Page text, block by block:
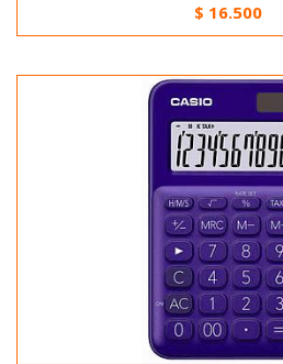
$ 16.500